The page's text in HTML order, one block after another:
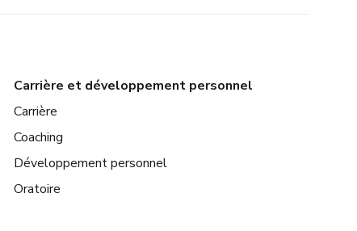
Carrière et développement personnel
Carrière
Coaching
Développement personnel
Oratoire